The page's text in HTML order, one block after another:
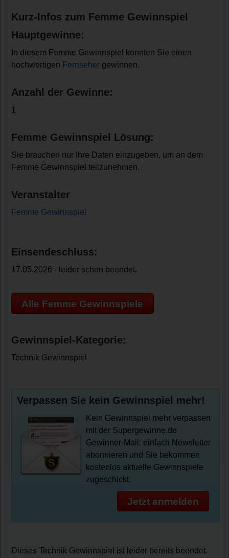
Kurz-Infos zum Femme Gewinnspiel
Hauptgewinne:
In diesem Femme Gewinnspiel konnten Sie einen
hochwertigen Fernseher gewinnen.
Anzahl der Gewinne:
1
Femme Gewinnspiel Lösung:
Sie brauchen nur Ihre Daten einzugeben, um an dem
Femme Gewinnspiel teilzunehmen.
Veranstalter
Femme Gewinnspiel
Einsendeschluss:
17.05.2026 - leider schon beendet.
Alle Femme Gewinnspiele
Gewinnspiel-Kategorie:
Technik Gewinnspiel
Verpassen Sie kein Gewinnspiel mehr!
Kein Gewinnspiel mehr verpassen
mit der Supergewinne.de
Gewinner-Mail: einfach Newsletter
abonnieren und Sie bekommen
kostenlos aktuelle Gewinnspiele
zugeschickt.
Jetzt anmelden
Dieses Technik Gewinnspiel ist leider bereits beendet.